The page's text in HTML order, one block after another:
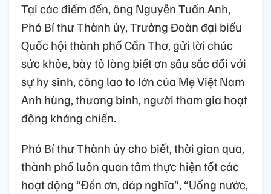
Tại các điểm đến, ông Nguyễn Tuấn Anh,
Phó Bí thư Thành ủy, Trưởng Đoàn đại biểu
Quốc hội thành phố Cần Thơ, gửi lời chúc
sức khỏe, bày tỏ lòng biết ơn sâu sắc đối với
sự hy sinh, công lao to lớn của Mẹ Việt Nam
Anh hùng, thương binh, người tham gia hoạt
động kháng chiến.
Phó Bí thư Thành ủy cho biết, thời gian qua,
thành phố luôn quan tâm thực hiện tốt các
hoạt động “Đền ơn, đáp nghĩa”, “Uống nước,